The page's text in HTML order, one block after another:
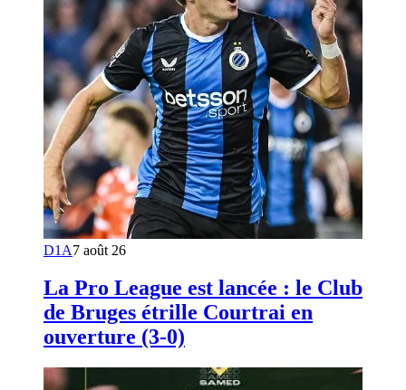
D1A7 août 26
La Pro League est lancée : le Club
de Bruges étrille Courtrai en
ouverture (3-0)